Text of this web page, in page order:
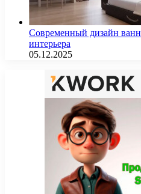
Современный дизайн
интерьера
05.12.2025